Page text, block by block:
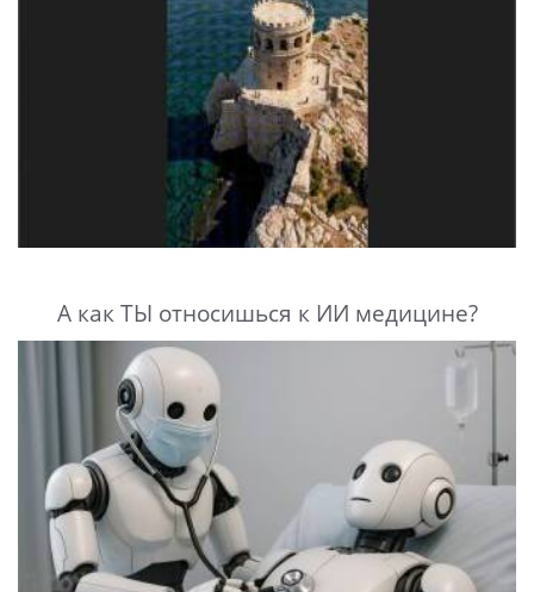
А как ТЫ относишься к ИИ медицине?